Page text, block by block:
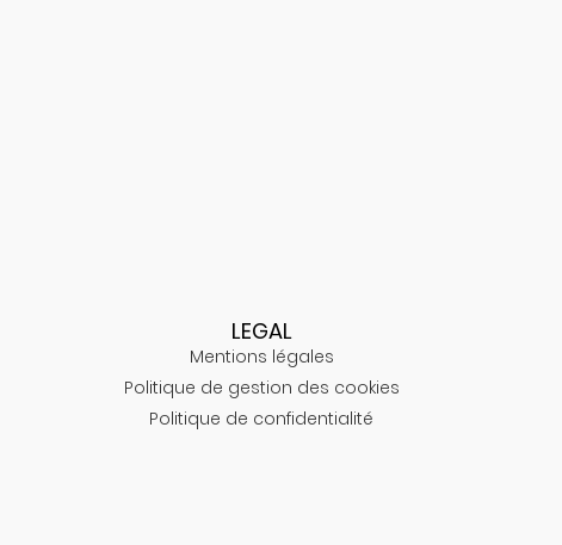
LEGAL
Mentions légales
Politique de gestion des cookies
Politique de confidentialité